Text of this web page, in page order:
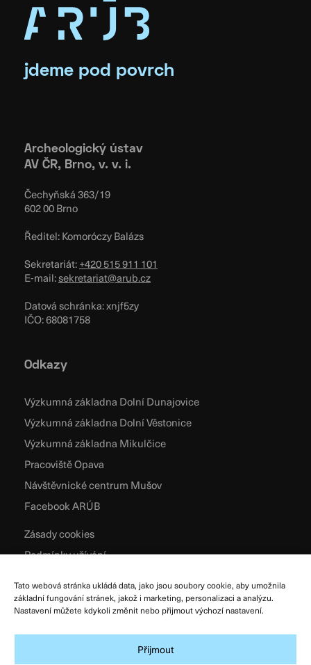
Tato webová stránka ukládá data, jako jsou soubory cookie, aby umožnila
základní fungování stránek, jakož i marketing, personalizaci a analýzu.
Nastavení můžete kdykoli změnit nebo přijmout výchozí nastavení.
Přijmout
jdeme pod povrch
Archeologický ústav
AV ČR, Brno, v. v. i.
Čechyňská 363/19
602 00 Brno
Ředitel: Komoróczy Balázs
Sekretariát:+420 515 911 101
E-mail:sekretariat@arub.cz
Datová schránka: xnjf5zy
IČO: 68081758
Odkazy
Výzkumná základna Dolní Dunajovice
Výzkumná základna Dolní Věstonice
Výzkumná základna Mikulčice
Pracoviště Opava
Návštěvnické centrum Mušov
Facebook ARÚB
Zásady cookies
Podmínky užívání
Zpracování osobních údajů